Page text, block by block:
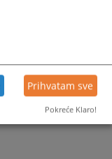
Prihvatam sve
Pokreće Klaro!